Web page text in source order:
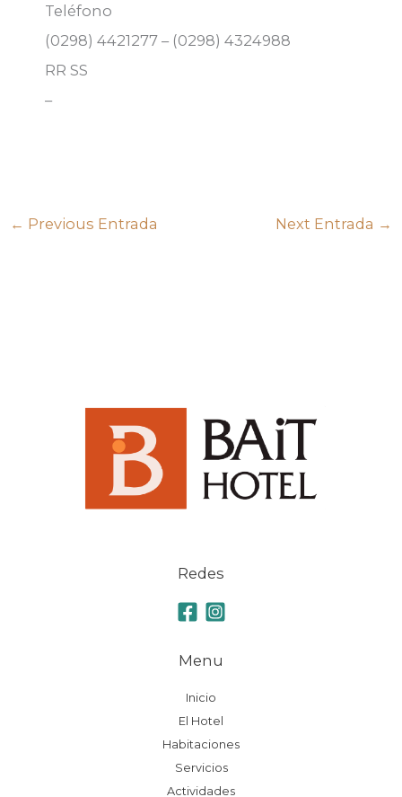
Teléfono
(0298) 4421277 – (0298) 4324988
RR SS
–
← Previous Entrada Next Entrada →
Redes
Menu
Inicio
El Hotel
Habitaciones
Servicios
Actividades